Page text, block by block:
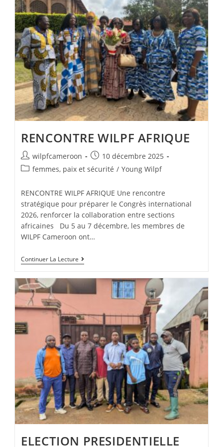
RENCONTRE WILPF AFRIQUE
wilpfcameroon
10 décembre 2025
femmes, paix et sécurité / Young Wilpf
RENCONTRE WILPF AFRIQUE Une rencontre
stratégique pour préparer le Congrès international
2026, renforcer la collaboration entre sections
africaines Du 5 au 7 décembre, les membres de
WILPF Cameroon ont…
Continuer La Lecture
ELECTION PRESIDENTIELLE